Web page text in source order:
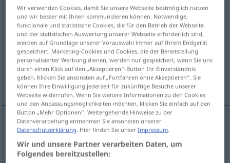
Übersicht aller Übersetzungen
(Für mehr Details die Übersetzung anklicken/antippen)
sich erheben aufstehen
sich erhöhen steigen
sich (er)heben alzarsi
Wir verwenden Cookies, damit Sie unsere Webseite bestmöglich nutzen
und wir besser mit Ihnen kommunizieren können. Notwendige,
funktionale und statistische Cookies, die für den Betrieb der Webseite
und der statistischen Auswertung unserer Webseite erforderlich sind,
werden auf Grundlage unserer Vorauswahl immer auf Ihrem Endgerät
gespeichert. Marketing-Cookies und Cookies, die der Bereitstellung
personalisierter Werbung dienen, werden nur gespeichert, wenn Sie uns
durch einen Klick auf den „Akzeptieren“-Button Ihr Einverständnis
geben. Klicken Sie ansonsten auf „Fortfahren ohne Akzeptieren“. Sie
können Ihre Einwilligung jederzeit für zukünftige Besuche unserer
Webseite widerrufen. Wenn Sie weitere Informationen zu den Cookies
und den Anpassungsmöglichkeiten möchten, klicken Sie einfach auf den
Button „Mehr Optionen“. Weitergehende Hinweise zu der
Datenverarbeitung entnehmen Sie ansonsten unserer
Datenschutzerklärung. Hier finden Sie unserImpressum.
Wir und unsere Partner verarbeiten Daten, um
Folgendes bereitzustellen: